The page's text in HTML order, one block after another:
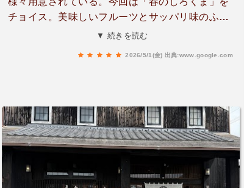
チョイス。美味しいフルーツとサッパリ味のふわ
ふわ氷のバランスが素晴らしく、見た目のボリュ
▼ 続きを読む
2026/5/1(金) 出典:www.google.com